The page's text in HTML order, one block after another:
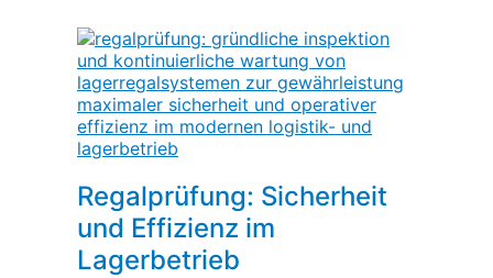
Regalprüfung: Sicherheit
und Effizienz im
Lagerbetrieb